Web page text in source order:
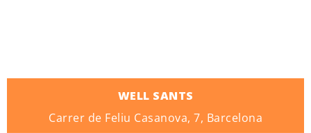
WELL SANTS
Carrer de Feliu Casanova, 7, Barcelona